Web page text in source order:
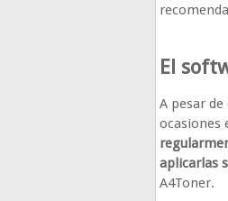
El
A pesar
ocasiones
aplicarlas
A4Toner.